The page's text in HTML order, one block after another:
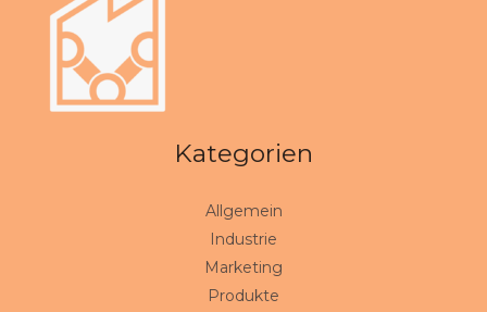
Kategorien
Allgemein
Industrie
Marketing
Produkte